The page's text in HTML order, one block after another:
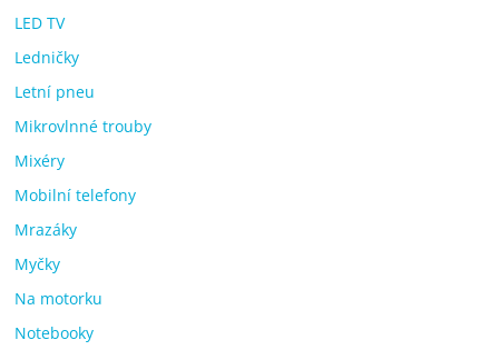
LED TV
Ledničky
Letní pneu
Mikrovlnné trouby
Mixéry
Mobilní telefony
Mrazáky
Myčky
Na motorku
Notebooky